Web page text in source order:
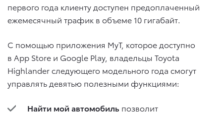
первого года клиенту доступен предоплаченный
ежемесячный трафик в объеме 10 гигабайт.
С помощью приложения MyT, которое доступно
в App Store и Google Play, владельцы Toyota
Highlander следующего модельного года смогут
управлять девятью полезными функциями:
Найти мой автомобиль позволит